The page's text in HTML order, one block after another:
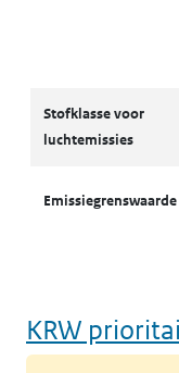
Stofklasse voor
luchtemissies
Emissiegrenswaarde
KRW